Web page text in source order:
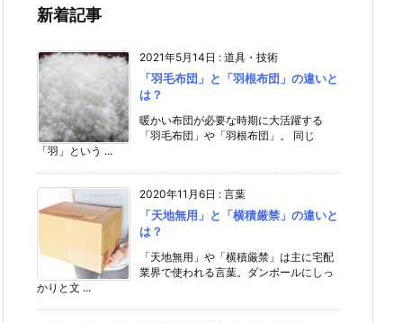
新着記事
2021年5月14日 : 道具・技術
「羽毛布団」と「羽根布団」の違いと
は？
暖かい布団が必要な時期に大活躍する
「羽毛布団」や「羽根布団」。 同じ
「羽」という ...
2020年11月6日 : 言葉
「天地無用」と「横積厳禁」の違いと
は？
「天地無用」や「横積厳禁」は主に宅配
業界で使われる言葉。ダンボールにしっ
かりと文 ...